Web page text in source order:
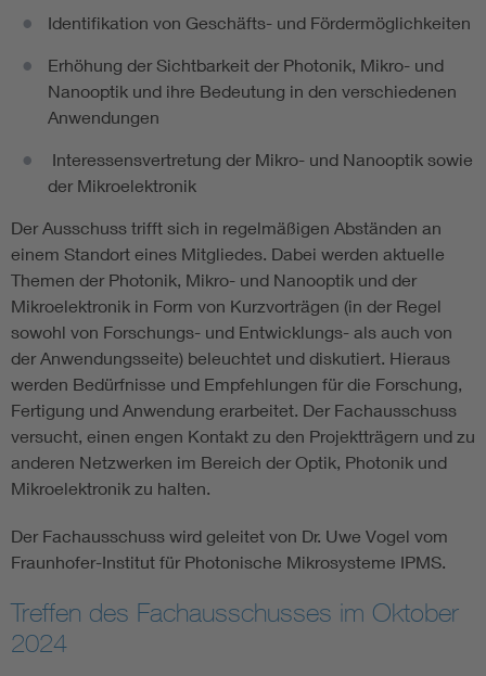
Identifikation von Geschäfts- und Fördermöglichkeiten
Erhöhung der Sichtbarkeit der Photonik, Mikro- und
Nanooptik und ihre Bedeutung in den verschiedenen
Anwendungen
Interessensvertretung der Mikro- und Nanooptik sowie
der Mikroelektronik
Der Ausschuss trifft sich in regelmäßigen Abständen an
einem Standort eines Mitgliedes. Dabei werden aktuelle
Themen der Photonik, Mikro- und Nanooptik und der
Mikroelektronik in Form von Kurzvorträgen (in der Regel
sowohl von Forschungs- und Entwicklungs- als auch von
der Anwendungsseite) beleuchtet und diskutiert. Hieraus
werden Bedürfnisse und Empfehlungen für die Forschung,
Fertigung und Anwendung erarbeitet. Der Fachausschuss
versucht, einen engen Kontakt zu den Projektträgern und zu
anderen Netzwerken im Bereich der Optik, Photonik und
Mikroelektronik zu halten.
Der Fachausschuss wird geleitet von Dr. Uwe Vogel vom
Fraunhofer-Institut für Photonische Mikrosysteme IPMS.
Treffen des Fachausschusses im Oktober
2024